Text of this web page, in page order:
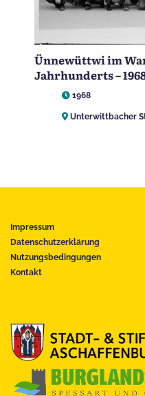
Ünnewüttwi im
Jahrhunderts –
1968
Unterwittbacher
Impressum
Datenschutzerklärung
Nutzungsbedingungen
Kontakt